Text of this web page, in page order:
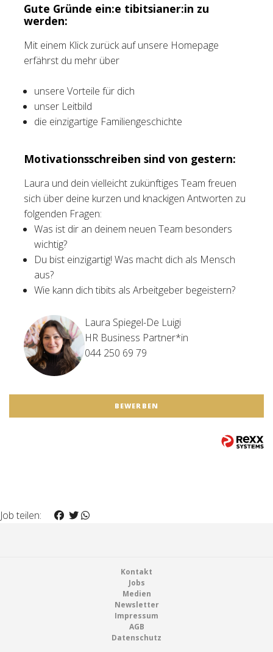
Gute Gründe ein:e tibitsianer:in zu
werden:
Mit einem Klick zurück auf unsere Homepage
erfährst du mehr über
unsere Vorteile für dich
unser Leitbild
die einzigartige Familiengeschichte
Motivationsschreiben sind von gestern:
Laura und dein vielleicht zukünftiges Team freuen
sich über deine kurzen und knackigen Antworten zu
folgenden Fragen:
Was ist dir an deinem neuen Team besonders
wichtig?
Du bist einzigartig! Was macht dich als Mensch
aus?
Wie kann dich tibits als Arbeitgeber begeistern?
Laura Spiegel-De Luigi
HR Business Partner*in
044 250 69 79
BEWERBEN
Job teilen:
Kontakt
Jobs
Medien
Newsletter
Impressum
AGB
Datenschutz